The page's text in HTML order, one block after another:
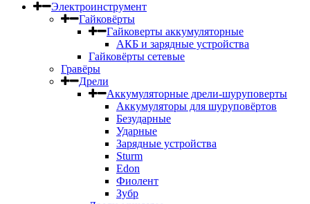
Электроинструмент
Гайковёрты
Гайковерты аккумуляторные
АКБ и зарядные устройства
Гайковёрты сетевые
Гравёры
Дрели
Аккумуляторные дрели-шуруповерты
Аккумуляторы для шуруповёртов
Безударные
Ударные
Зарядные устройства
Sturm
Edon
Фиолент
Зубр